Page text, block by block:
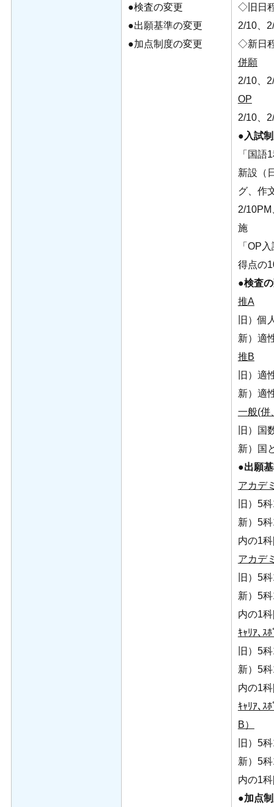
●検査の変更
●出願基準の変更
●加点制度の変更
◇旧日
2/10、
◇新日
併願
2/10、
OP
2/10、
● 入試
「国語
新設（
グ、作
2/
施
「OP
得点の
●検査
推A
旧）個
新）適
推B
旧）適
新）適
一般(併
旧）国
新）国
●出願
アカデ
旧）5
新）5
内の1
アカデ
旧）5
新）5
内の1
ｷｬﾘｱ､ｽ
旧）5
新）5
内の1
ｷｬﾘｱ､ｽ
B）
旧）5
新）5
内の1
●加点